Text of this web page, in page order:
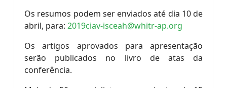
Os resumos podem ser enviados até dia 10 de
abril, para: 2019ciav-isceah@whitr-ap.org
Os artigos aprovados para apresentação
serão publicados no livro de atas da
conferência.